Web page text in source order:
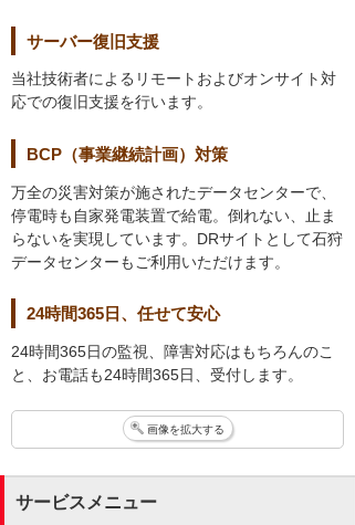
サーバー復旧支援
当社技術者によるリモートおよびオンサイト対
応での復旧支援を行います。
BCP（事業継続計画）対策
万全の災害対策が施されたデータセンターで、
停電時も自家発電装置で給電。倒れない、止ま
らないを実現しています。DRサイトとして石狩
データセンターもご利用いただけます。
24時間365日、任せて安心
24時間365日の監視、障害対応はもちろんのこ
と、お電話も24時間365日、受付します。
画像を拡大する
サービスメニュー